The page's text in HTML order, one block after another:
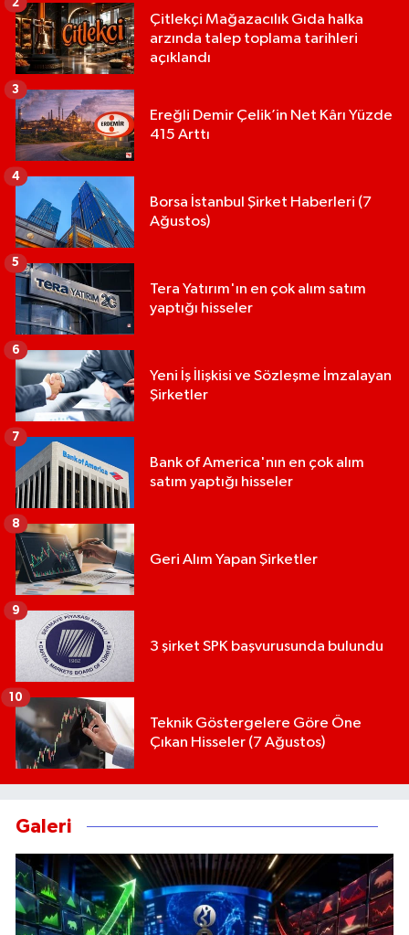
Çitlekçi Mağazacılık Gıda halka
arzında talep toplama tarihleri
açıklandı
2
Ereğli Demir Çelik’in Net Kârı Yüzde
415 Arttı
3
Borsa İstanbul Şirket Haberleri (7
Ağustos)
4
Tera Yatırım'ın en çok alım satım
yaptığı hisseler
5
Yeni İş İlişkisi ve Sözleşme İmzalayan
Şirketler
6
Bank of America'nın en çok alım
satım yaptığı hisseler
7
Geri Alım Yapan Şirketler
8
3 şirket SPK başvurusunda bulundu
9
Teknik Göstergelere Göre Öne
Çıkan Hisseler (7 Ağustos)
10
Galeri